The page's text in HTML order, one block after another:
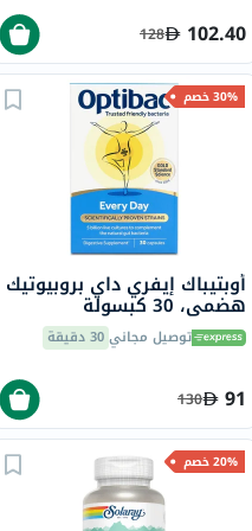
102.40
128
30% خصم
أوبتيباك إيفري داي بروبيوتيك
هضمي، 30 كبسولة
توصيل مجاني30 دقيقة
91
130
20% خصم